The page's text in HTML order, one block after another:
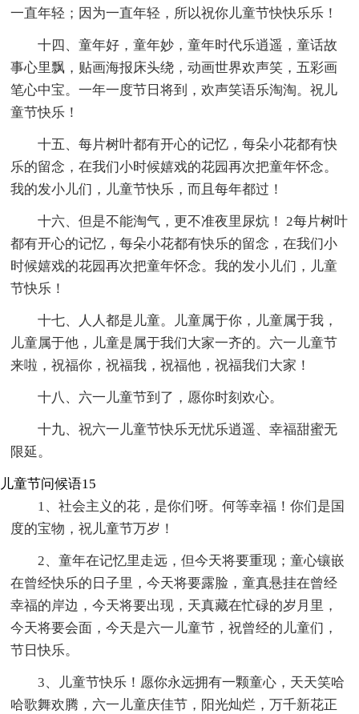
一直年轻；因为一直年轻，所以祝你儿童节快快乐乐！
十四、童年好，童年妙，童年时代乐逍遥，童话故
事心里飘，贴画海报床头绕，动画世界欢声笑，五彩画
笔心中宝。一年一度节日将到，欢声笑语乐淘淘。祝儿
童节快乐！
十五、每片树叶都有开心的记忆，每朵小花都有快
乐的留念，在我们小时候嬉戏的花园再次把童年怀念。
我的发小儿们，儿童节快乐，而且每年都过！
十六、但是不能淘气，更不准夜里尿炕！ 2每片树叶
都有开心的记忆，每朵小花都有快乐的留念，在我们小
时候嬉戏的花园再次把童年怀念。我的发小儿们，儿童
节快乐！
十七、人人都是儿童。儿童属于你，儿童属于我，
儿童属于他，儿童是属于我们大家一齐的。六一儿童节
来啦，祝福你，祝福我，祝福他，祝福我们大家！
十八、六一儿童节到了，愿你时刻欢心。
十九、祝六一儿童节快乐无忧乐逍遥、幸福甜蜜无
限延。
儿童节问候语15
1、社会主义的花，是你们呀。何等幸福！你们是国
度的宝物，祝儿童节万岁！
2、童年在记忆里走远，但今天将要重现；童心镶嵌
在曾经快乐的日子里，今天将要露脸，童真悬挂在曾经
幸福的岸边，今天将要出现，天真藏在忙碌的岁月里，
今天将要会面，今天是六一儿童节，祝曾经的儿童们，
节日快乐。
3、儿童节快乐！愿你永远拥有一颗童心，天天笑哈
哈歌舞欢腾，六一儿童庆佳节，阳光灿烂，万千新花正